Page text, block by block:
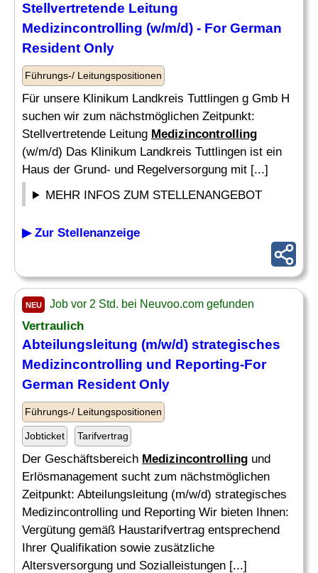
Stellvertretende Leitung
Medizincontrolling (w/m/d) - For German
Resident Only
Führungs-/ Leitungspositionen
Für unsere Klinikum Landkreis Tuttlingen g Gmb H
suchen wir zum nächstmöglichen Zeitpunkt:
Stellvertretende Leitung Medizincontrolling
(w/m/d) Das Klinikum Landkreis Tuttlingen ist ein
Haus der Grund- und Regelversorgung mit [...]
MEHR INFOS ZUM STELLENANGEBOT
▶ Zur Stellenanzeige
NEU Job vor 2 Std. bei Neuvoo.com gefunden
Vertraulich
Abteilungsleitung (m/w/d) strategisches
Medizincontrolling und Reporting-For
German Resident Only
Führungs-/ Leitungspositionen
Jobticket Tarifvertrag
Der Geschäftsbereich Medizincontrolling und
Erlösmanagement sucht zum nächstmöglichen
Zeitpunkt: Abteilungsleitung (m/w/d) strategisches
Medizincontrolling und Reporting Wir bieten Ihnen:
Vergütung gemäß Haustarifvertrag entsprechend
Ihrer Qualifikation sowie zusätzliche
Altersversorgung und Sozialleistungen [...]